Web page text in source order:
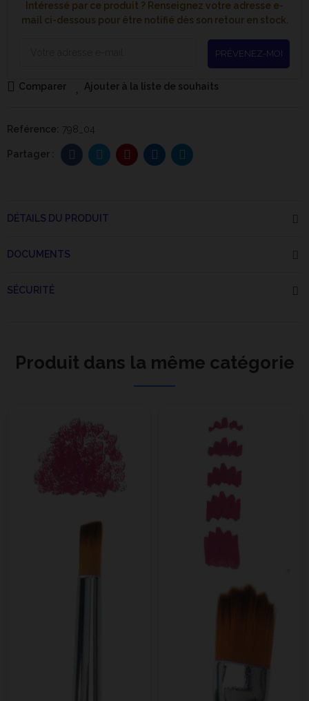
Intéressé par ce produit ? Renseignez votre adresse e-
mail ci-dessous pour être notifié dès son retour en stock.
PRÉVENEZ-MOI
Comparer Ajouter à la liste de souhaits
Reférence: 798_04
DÉTAILS DU PRODUIT
DOCUMENTS
SÉCURITÉ
Produit dans la même catégorie